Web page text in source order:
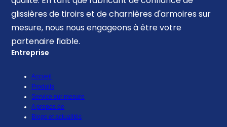
glissières de tiroirs et de charnières d'armoires sur
mesure, nous nous engageons à être votre
partenaire fiable.
Entreprise
Accueil
Produits
Service sur mesure
A propos de
Blogs et actualités